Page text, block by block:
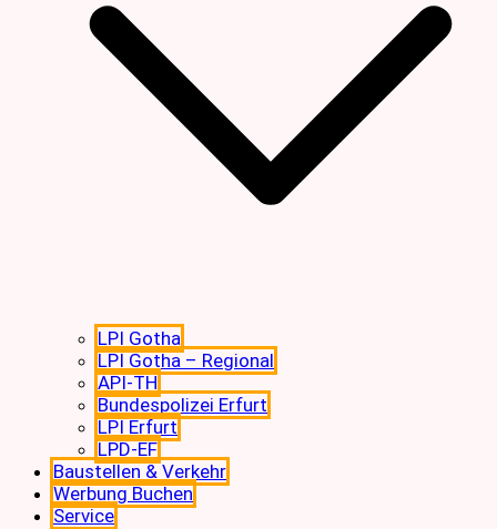
LPI Gotha
LPI Gotha – Regional
API-TH
Bundespolizei Erfurt
LPI Erfurt
LPD-EF
Baustellen & Verkehr
Werbung Buchen
Service